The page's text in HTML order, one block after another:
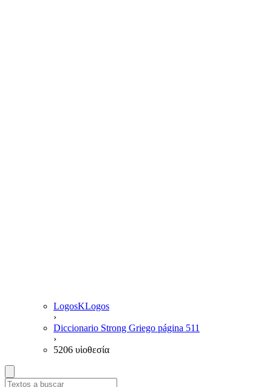
LogosKLogos
›
Diccionario Strong Griego página 511
›
5206 υἱοθεσία